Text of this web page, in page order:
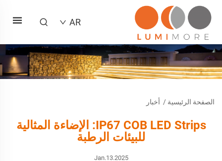
AR
الصفحة الرئيسية/ أخبار
IP67 COB LED Strips: الإضاءة المثالية
للبيئات الرطبة
Jan.13.2025